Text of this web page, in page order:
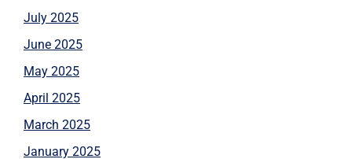
July 2025
June 2025
May 2025
April 2025
March 2025
January 2025